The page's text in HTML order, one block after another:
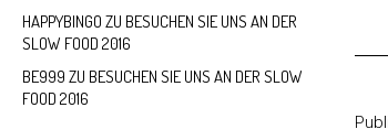
HAPPYBINGO ZU BESUCHEN SIE UNS AN DER
SLOW FOOD 2016
BE999 ZU BESUCHEN SIE UNS AN DER SLOW
FOOD 2016